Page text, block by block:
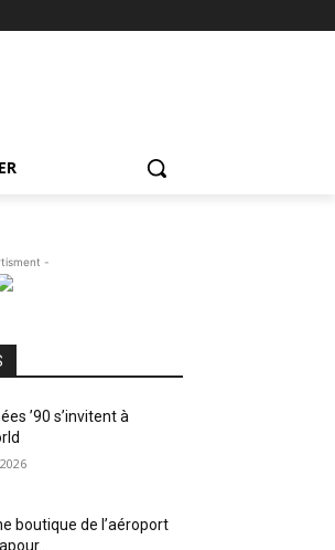
-
’90 s’invitent à
boutique de l’aéroport